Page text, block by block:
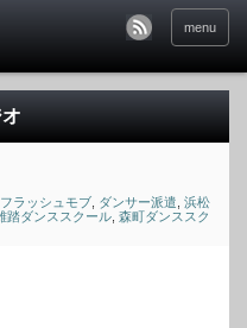
menu
フラッシュモブ ダンサー派遣 浜松
踏ダンススクール 森町ダンススク